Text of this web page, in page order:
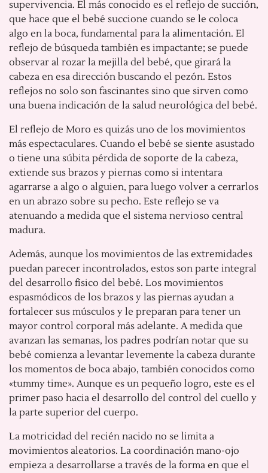
supervivencia. El más conocido es el reflejo de succión,
que hace que el bebé succione cuando se le coloca
algo en la boca, fundamental para la alimentación. El
reflejo de búsqueda también es impactante; se puede
observar al rozar la mejilla del bebé, que girará la
cabeza en esa dirección buscando el pezón. Estos
reflejos no solo son fascinantes sino que sirven como
una buena indicación de la salud neurológica del bebé.
El reflejo de Moro es quizás uno de los movimientos
más espectaculares. Cuando el bebé se siente asustado
o tiene una súbita pérdida de soporte de la cabeza,
extiende sus brazos y piernas como si intentara
agarrarse a algo o alguien, para luego volver a cerrarlos
en un abrazo sobre su pecho. Este reflejo se va
atenuando a medida que el sistema nervioso central
madura.
Además, aunque los movimientos de las extremidades
puedan parecer incontrolados, estos son parte integral
del desarrollo físico del bebé. Los movimientos
espasmódicos de los brazos y las piernas ayudan a
fortalecer sus músculos y le preparan para tener un
mayor control corporal más adelante. A medida que
avanzan las semanas, los padres podrían notar que su
bebé comienza a levantar levemente la cabeza durante
los momentos de boca abajo, también conocidos como
«tummy time». Aunque es un pequeño logro, este es el
primer paso hacia el desarrollo del control del cuello y
la parte superior del cuerpo.
La motricidad del recién nacido no se limita a
movimientos aleatorios. La coordinación mano-ojo
empieza a desarrollarse a través de la forma en que el